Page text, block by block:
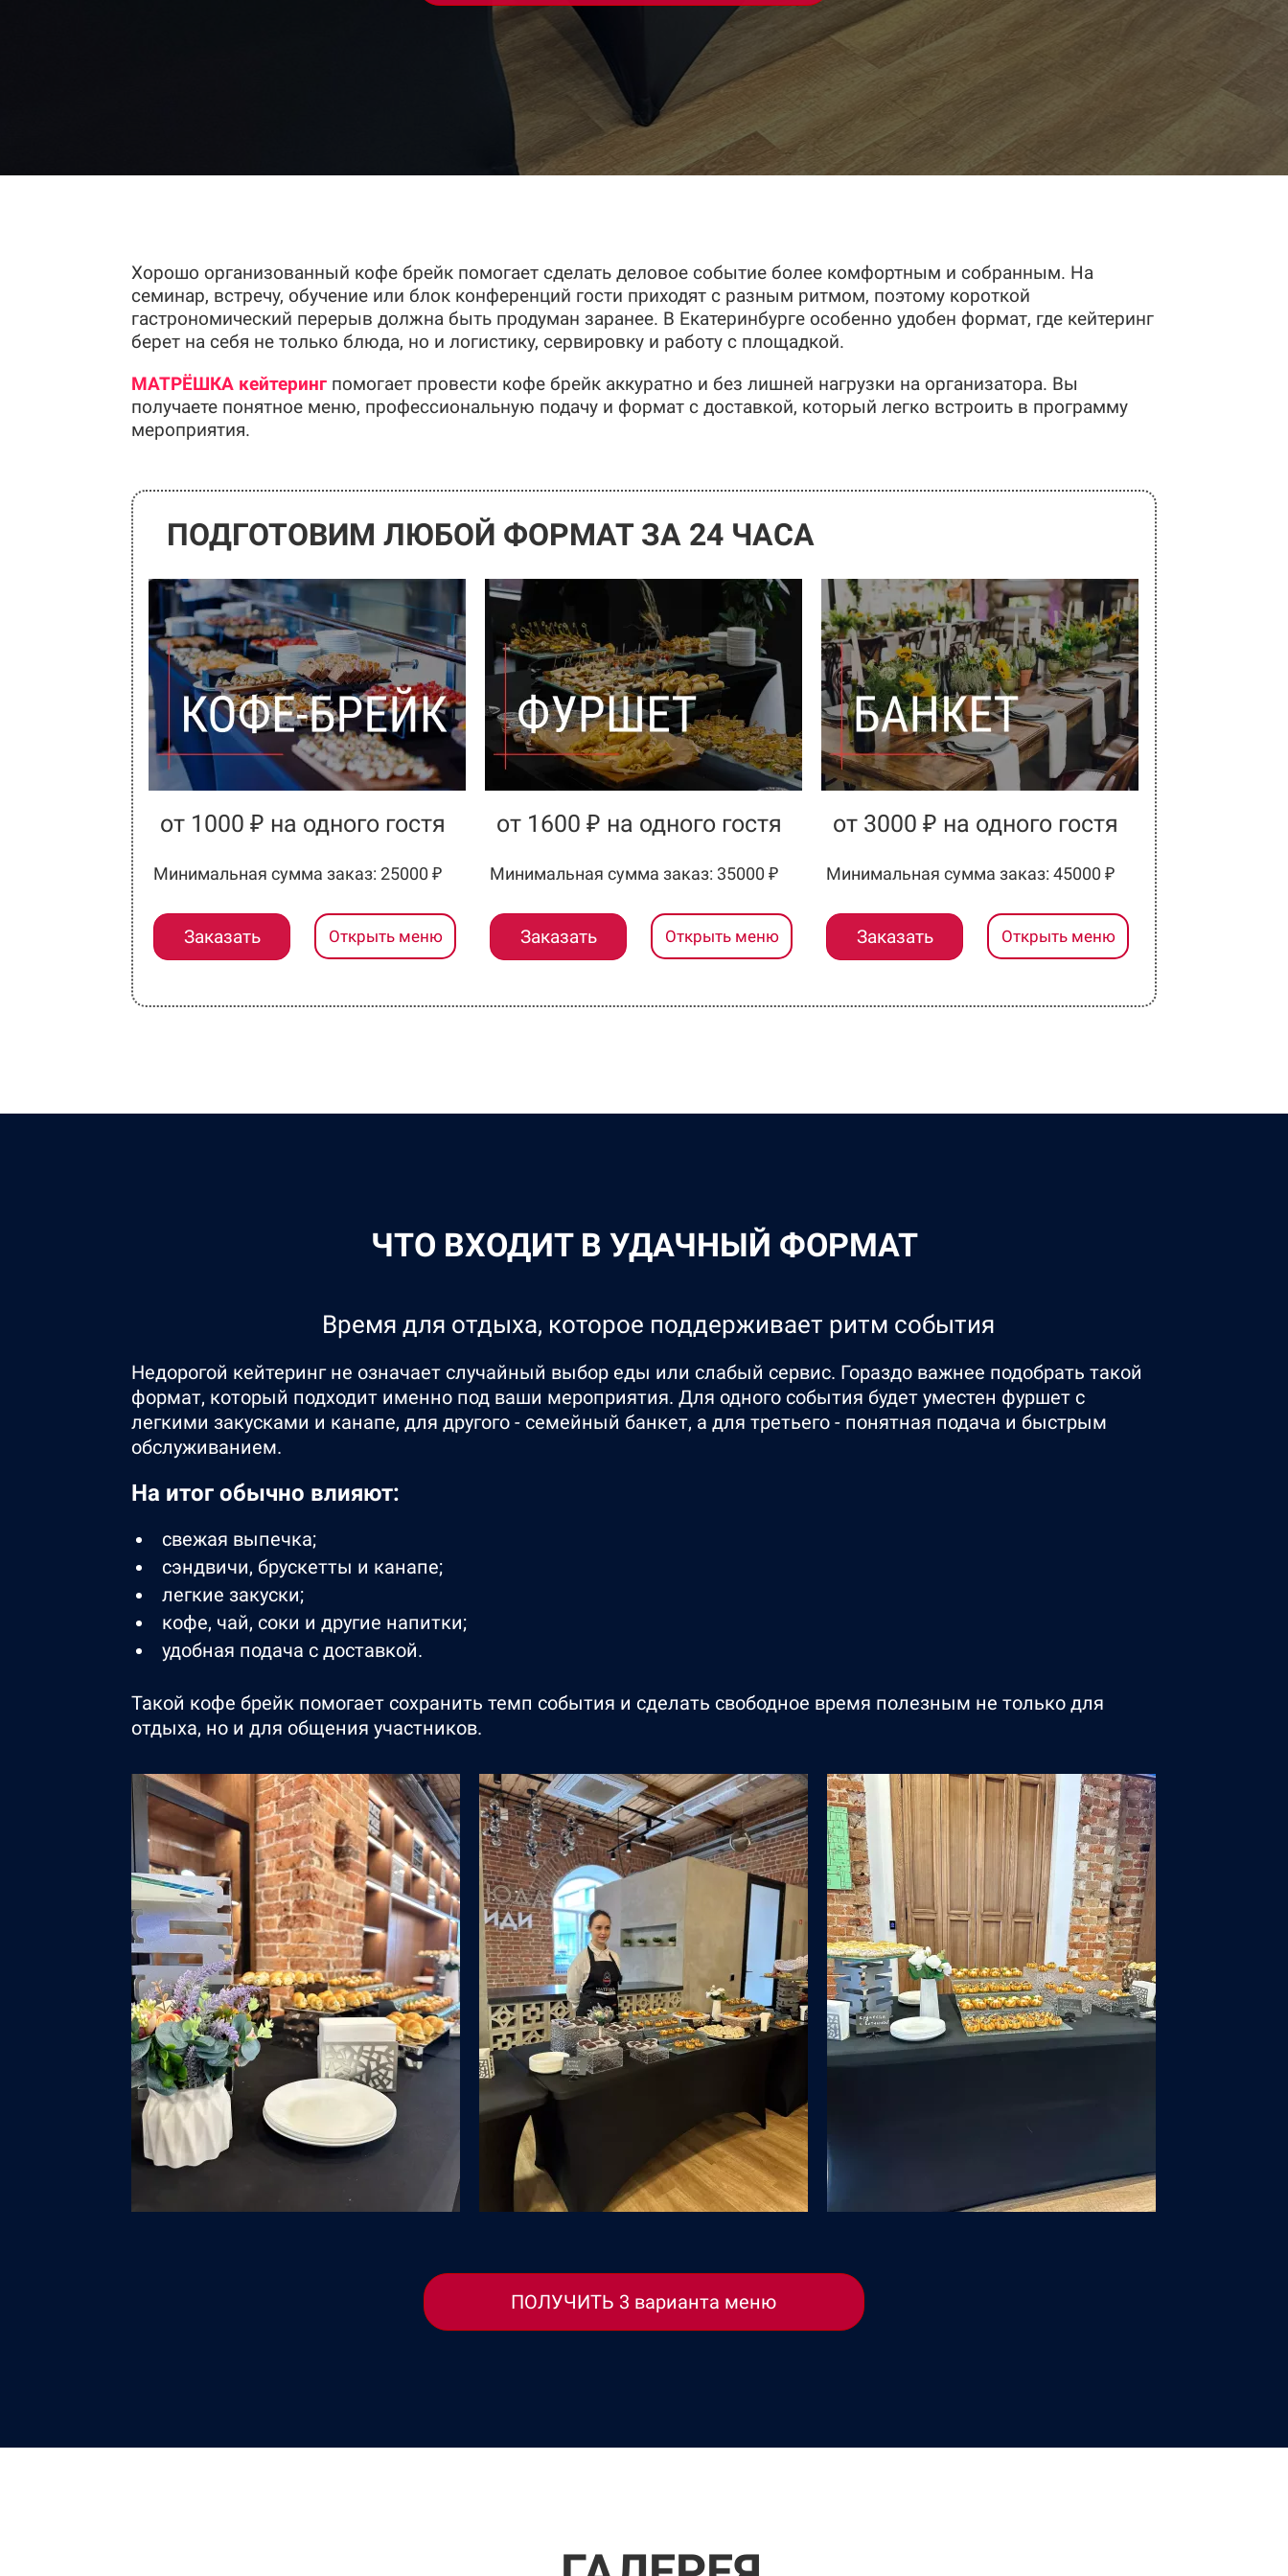
Хорошо организованный кофе брейк помогает сделать деловое событие более комфортным и собранным. На
семинар, встречу, обучение или блок конференций гости приходят с разным ритмом, поэтому короткой
гастрономический перерыв должна быть продуман заранее. В Екатеринбурге особенно удобен формат, где кейтеринг
берет на себя не только блюда, но и логистику, сервировку и работу с площадкой.
МАТРЁШКА кейтеринг помогает провести кофе брейк аккуратно и без лишней нагрузки на организатора. Вы
получаете понятное меню, профессиональную подачу и формат с доставкой, который легко встроить в программу
мероприятия.
ПОДГОТОВИМ ЛЮБОЙ ФОРМАТ ЗА 24 ЧАСА
от 1000 ₽ на одного гостя
Минимальная сумма заказ: 25000 ₽
Заказать Открыть меню
от 1600 ₽ на одного гостя
Минимальная сумма заказ: 35000 ₽
Заказать Открыть меню
от 3000 ₽ на одного гостя
Минимальная сумма заказ: 45000 ₽
Заказать Открыть меню
ЧТО ВХОДИТ В УДАЧНЫЙ ФОРМАТ
Время для отдыха, которое поддерживает ритм события
Недорогой кейтеринг не означает случайный выбор еды или слабый сервис. Гораздо важнее подобрать такой
формат, который подходит именно под ваши мероприятия. Для одного события будет уместен фуршет с
легкими закусками и канапе, для другого - семейный банкет, а для третьего - понятная подача и быстрым
обслуживанием.
На итог обычно влияют:
свежая выпечка;
сэндвичи, брускетты и канапе;
легкие закуски;
кофе, чай, соки и другие напитки;
удобная подача с доставкой.
Такой кофе брейк помогает сохранить темп события и сделать свободное время полезным не только для
отдыха, но и для общения участников.
ПОЛУЧИТЬ 3 варианта меню